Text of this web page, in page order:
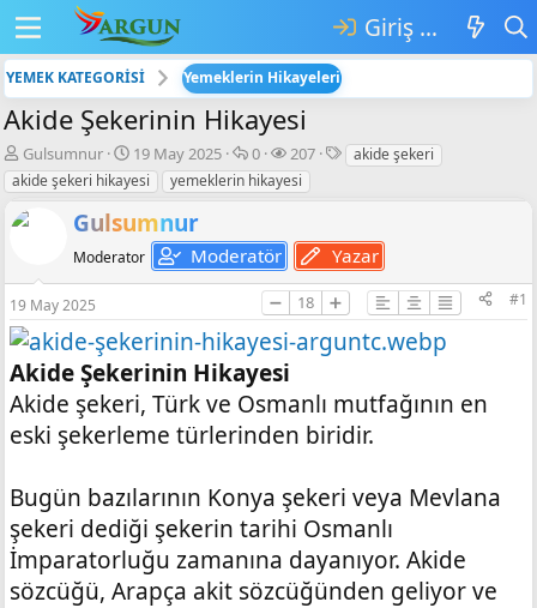
Giriş yap
YEMEK KATEGORİSİ Yemeklerin Hikayeleri
Akide Şekerinin Hikayesi
K
o
n
b
u
b
a
ş
l
a
t
a
Gulsumnur
B
a
ş
l
a
n
g
ç
t
a
r
h
19 May 2025
💬
C
e
a
p
l
r
0
👁️‍🗨️
G
ö
ü
t
l
e
207
E
e
t
l
r
akide şekeri
akide şekeri hikayesi
yemeklerin hikayesi
Gulsumnur
Moderator Moderatör Yazar
19 May 2025 ➖ 18 ➕ #1
Akide Şekerinin Hikayesi
Akide şekeri, Türk ve Osmanlı mutfağının en
eski şekerleme türlerinden biridir.
Bugün bazılarının Konya şekeri veya Mevlana
şekeri dediği şekerin tarihi Osmanlı
İmparatorluğu zamanına dayanıyor. Akide
sözcüğü, Arapça akit sözcüğünden geliyor ve